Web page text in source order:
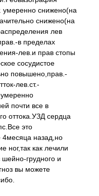
умеренно снижено(на
снижено(на
лев
в пределах
лев.и прав стопы
сосудистое
повышено,прав.-
лев.ст.-
умеренно
почти все в
оттока.УЗД сердца
это
назад,но
ног,так как лечили
грудного и
вы можете